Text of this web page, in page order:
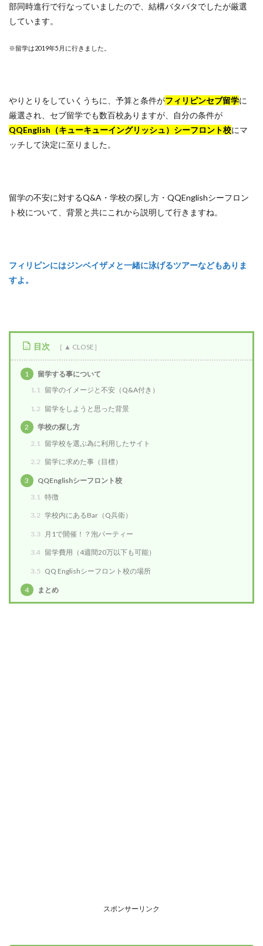
部同時進行で行なっていましたので、結構バタバタでしたが厳選
しています。
※留学は2019年5月に行きました。
やりとりをしていくうちに、予算と条件がフィリピンセブ留学に
厳選され、セブ留学でも数百校ありますが、自分の条件が
QQEnglish（キューキューイングリッシュ）シーフロント校にマ
ッチして決定に至りました。
留学の不安に対するQ&A・学校の探し方・QQEnglishシーフロン
ト校について、背景と共にこれから説明して行きますね。
フィリピンにはジンベイザメと一緒に泳げるツアーなどもありま
すよ。
目次
1
留学する事について
1.1 留学のイメージと不安（Q&A付き）
1.2 留学をしようと思った背景
2
学校の探し方
2.1
留学校を選ぶ為に利用したサイト
2.2 留学に求めた事（目標）
3
QQEnglishシーフロント校
3.1 特徴
3.2 学校内にあるBar（Q兵衛）
3.3 月1で開催！？泡パーティー
3.4 留学費用（4週間20万以下も可能）
3.5 QQ Englishシーフロント校の場所
4 まとめ
スポンサーリンク